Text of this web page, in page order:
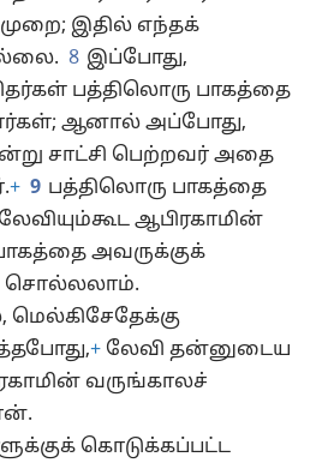
இதில் எந்தக்
8 இப்போது,
பத்திலொரு பாகத்தை
ஆனால் அப்போது,
சாட்சி பெற்றவர் அதை
+ 9 பத்திலொரு பாகத்தை
ஆபிரகாமின்
அவருக்குக்
சொல்லலாம்.
மெல்கிசேதேக்கு
+ லேவி தன்னுடைய
வருங்காலச்
கொடுக்கப்பட்ட